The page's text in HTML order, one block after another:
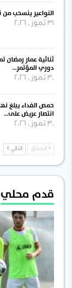
النواعير ينسحب
31 تموز , 2026
ثنائية عمار رمضان
دوري المؤتمر…
30 تموز , 2026
حمص الفداء يبلغ
انتصار عريض على…
30 تموز , 2026
السابق التالي
قدم محلي